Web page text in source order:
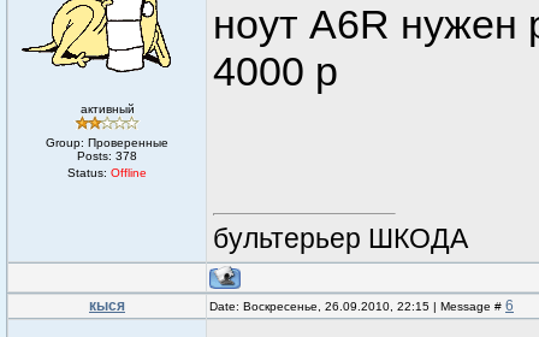
активный
Group: Проверенные
Posts: 378
Status: Offline
ноут A6R нужен
4000 р
бультерьер ШКОДА
кыся Date: Воскресенье, 26.09.2010, 22:15 | Message # 6